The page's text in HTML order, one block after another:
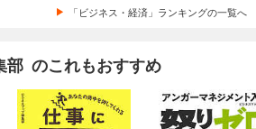
「ビジネス・経済」ランキングの一覧へ
部 のこれもおすすめ